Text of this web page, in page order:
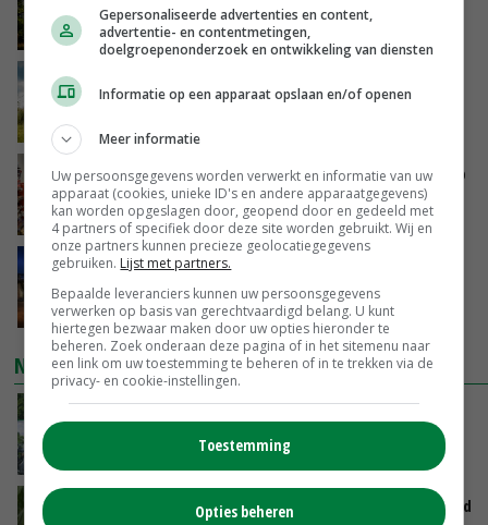
minister spreekt van ‘ondernemersrisico’
VANDAAG, 16:27
overkant’
Oorlogen en El Niño stuwen voedselprijzen op
VANDAAG, 15:04
Nettowinst Royal A-ware onder druk ondanks
hogere omzet
VANDAAG, 14:35
NIEUWSTE VIDEO'S
de ambassade mag zelf groente plukken’
Limburgse mais van Frijns doet het verrassend
Gepersonaliseerde advertenties en content,
advertentie- en contentmetingen,
doelgroepenonderzoek en ontwikkeling van diensten
Informatie op een apparaat opslaan en/of openen
Meer informatie
Uw persoonsgegevens worden verwerkt en informatie van uw
apparaat (cookies, unieke ID's en andere apparaatgegevens)
kan worden opgeslagen door, geopend door en gedeeld met
4 partners of specifiek door deze site worden gebruikt. Wij en
onze partners kunnen precieze geolocatiegegevens
gebruiken. Lijst met partners.
Bepaalde leveranciers kunnen uw persoonsgegevens
verwerken op basis van gerechtvaardigd belang. U kunt
hiertegen bezwaar maken door uw opties hieronder te
beheren. Zoek onderaan deze pagina of in het sitemenu naar
een link om uw toestemming te beheren of in te trekken via de
privacy- en cookie-instellingen.
Toestemming
Opties beheren